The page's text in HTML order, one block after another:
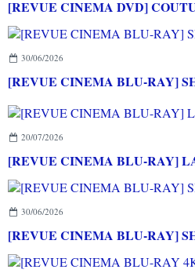
[REVUE CINEMA DVD]
30/06/2026
[REVUE CINEMA BLU-RAY]
20/07/2026
[REVUE CINEMA BLU-RAY]
30/06/2026
[REVUE CINEMA BLU-RAY]